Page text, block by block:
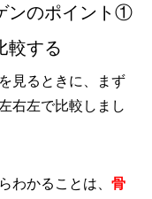
ンのポイント①
較する
見るときに、まず
右左で比較しまし
わかることは、 骨